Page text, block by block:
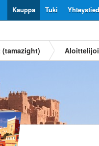
Tuki
Kauppa